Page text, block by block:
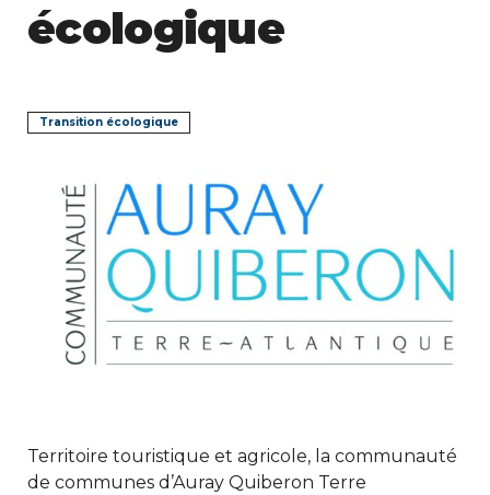
écologique
Transition écologique
Territoire touristique et agricole, la communauté
de communes d’Auray Quiberon Terre